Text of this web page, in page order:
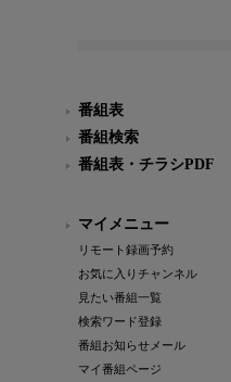
番組表
番組検索
番組表・チラシPDF
マイメニュー
リモート録画予約
お気に入りチャンネル
見たい番組一覧
検索ワード登録
番組お知らせメール
マイ番組ページ